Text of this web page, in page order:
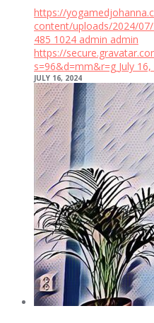
https://
content/uploads/2024/
485 1024 admin admin
https://
s=96&d=mm&r=g July
JULY 16, 2024